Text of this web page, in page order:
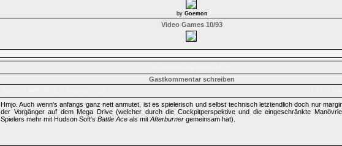
by Goemon
Video Games 10/93
Gastkommentar schreiben
Hmjo. Auch wenn's anfangs ganz nett anmutet, ist es spielerisch und selbst technisch letztendlich doch nur
der Vorgänger auf dem Mega Drive (welcher durch die Cockpitperspektive und die eingeschränkte
Spielers mehr mit Hudson Soft's Battle Ace als mit Afterburner gemeinsam hat).